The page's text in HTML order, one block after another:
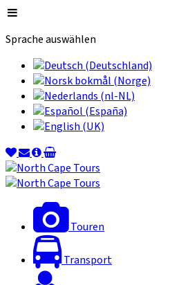
Sprache auswählen
Touren
Transport